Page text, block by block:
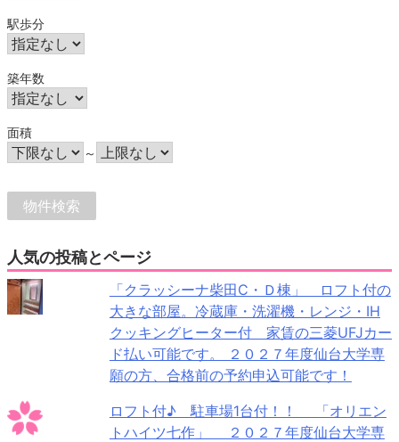
駅歩分
築年数
面積
～
人気の投稿とページ
「クラッシーナ柴田C・Ｄ棟」 ロフト付の
大きな部屋。冷蔵庫・洗濯機・レンジ・IH
クッキングヒーター付 家賃の三菱UFJカー
ド払い可能です。 ２０２７年度仙台大学専
願の方、合格前の予約申込可能です！
ロフト付♪ 駐車場1台付！！ 「オリエン
トハイツ七作」 ２０２７年度仙台大学専